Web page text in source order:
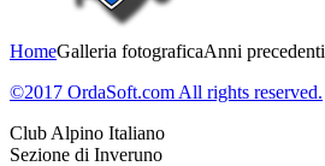
HomeGalleria fotograficaAnni precedenti
©2017 OrdaSoft.com All rights reserved.
Club Alpino Italiano
Sezione di Inveruno